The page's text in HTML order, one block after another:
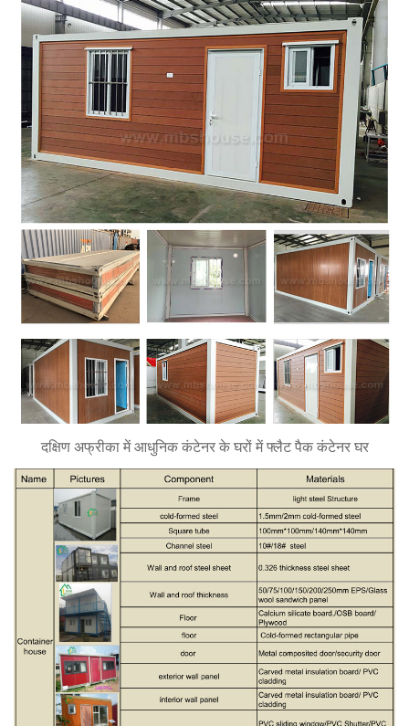
दक्षिण अफ्रीका में आधुनिक कंटेनर के घरों में फ्लैट पैक कंटेनर घर